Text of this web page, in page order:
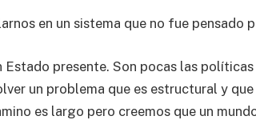
en un sistema que no fue pensado
Estado presente. Son pocas las
un problema que es estructural y
es largo pero creemos que un